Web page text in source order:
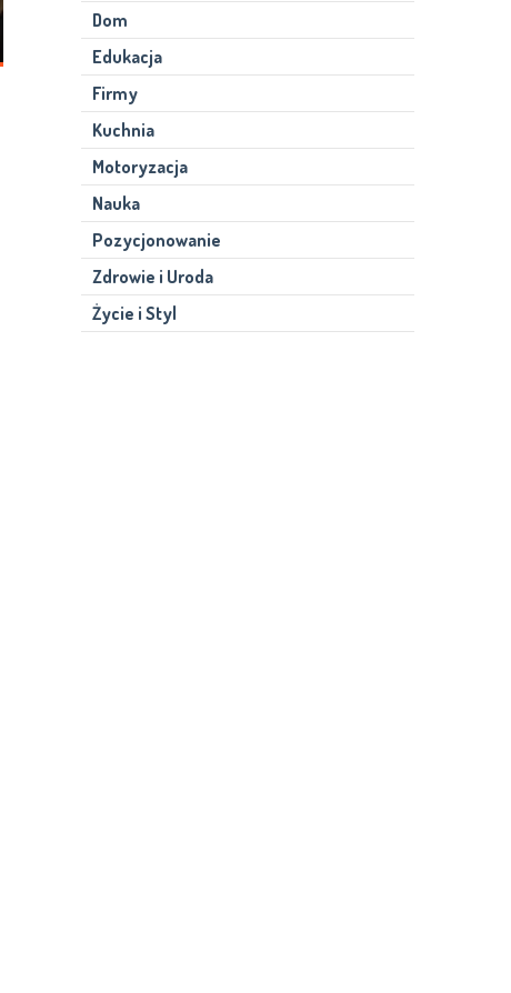
Dom
Edukacja
Firmy
Kuchnia
Motoryzacja
Nauka
Pozycjonowanie
Zdrowie i Uroda
Życie i Styl